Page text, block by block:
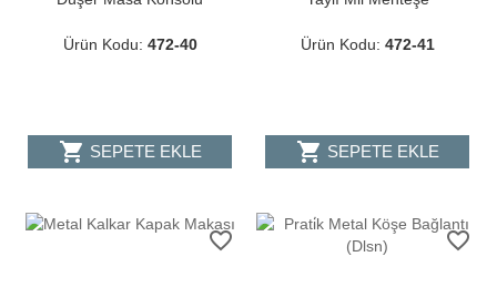
Ürün Kodu: 472-40
shopping_cart SEPETE EKLE
Ürün Kodu: 472-41
shopping_cart SEPETE EKLE
favorite_border favorite_border